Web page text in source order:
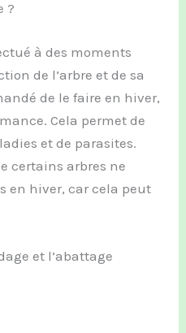
?
à des moments
de l’arbre et de sa
de le faire en hiver,
Cela permet de
et de parasites.
certains arbres ne
en hiver, car cela peut
et l’abattage